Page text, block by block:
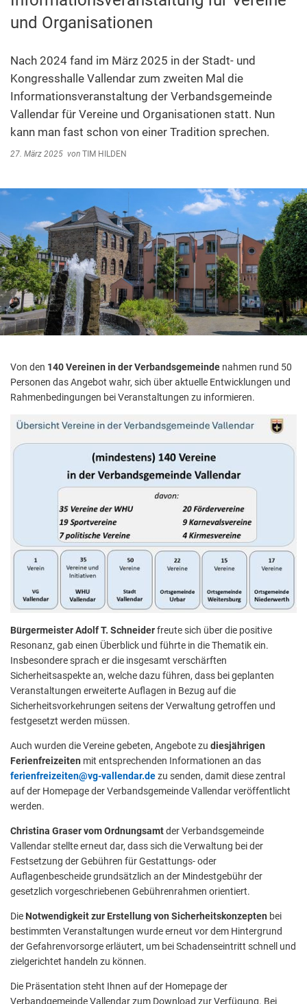
Abfallentsorgung
Schiedsamt
Wirtschaft und Tourismus
und Organisationen
Nach 2024 fand im März 2025 in der Stadt- und
Kongresshalle Vallendar zum zweiten Mal die
Informationsveranstaltung der Verbandsgemeinde
Vallendar für Vereine und Organisationen statt. Nun
kann man fast schon von einer Tradition sprechen.
27. März 2025 von TIM HILDEN
Von den 140 Vereinen in der Verbandsgemeinde nahmen rund 50
Personen das Angebot wahr, sich über aktuelle Entwicklungen und
Rahmenbedingungen bei Veranstaltungen zu informieren.
Bürgermeister Adolf T. Schneiderfreute sich über die positive
Resonanz, gab einen Überblick und führte in die Thematik ein.
Insbesondere sprach er die insgesamt verschärften
Sicherheitsaspekte an, welche dazu führen, dass bei geplanten
Veranstaltungen erweiterte Auflagen in Bezug auf die
Sicherheitsvorkehrungen seitens der Verwaltung getroffen und
festgesetzt werden müssen.
Auch wurden die Vereine gebeten, Angebote zu diesjährigen
Ferienfreizeiten mit entsprechenden Informationen an das
ferienfreizeiten@vg-vallendar.dezu senden, damit diese zentral
auf der Homepage der Verbandsgemeinde Vallendar veröffentlicht
werden.
Christina Graser vom Ordnungsamtder Verbandsgemeinde
Vallendar stellte erneut dar, dass sich die Verwaltung bei der
Festsetzung der Gebühren für Gestattungs- oder
Auflagenbescheide grundsätzlich an der Mindestgebühr der
gesetzlich vorgeschriebenen Gebührenrahmen orientiert.
Die Notwendigkeit zur Erstellung von Sicherheitskonzepten bei
bestimmten Veranstaltungen wurde erneut vor dem Hintergrund
der Gefahrenvorsorge erläutert, um bei Schadenseintritt schnell und
zielgerichtet handeln zu können.
Die Präsentation steht Ihnen auf der Homepage der
Verbandgemeinde Vallendar zum Download zur Verfügung. Bei